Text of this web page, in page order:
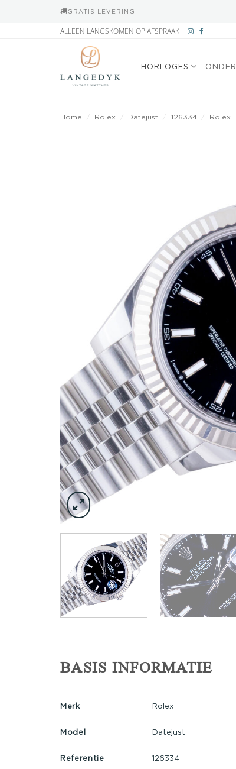
GRATIS LEVERING
ALLEEN LANGSKOMEN OP AFSPRAAK
HORLOGES
Home Rolex Datejust 126334 Rolex
BASIS INFORMATIE
Merk Rolex
Model Datejust
Referentie 126334